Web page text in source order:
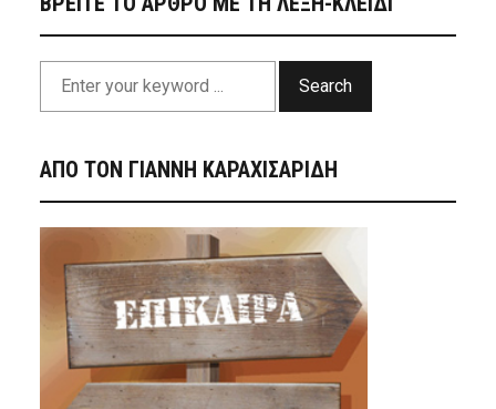
Search
ΑΠΟ ΤΟΝ ΓΙΑΝΝΗ ΚΑΡΑΧΙΣΑΡΙΔΗ